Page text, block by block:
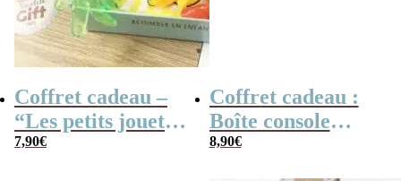
Coffret cadeau –
“Les petits jouets
des années 80”
7,90€
Coffret cadeau :
Boîte console
retro remplie de
8,90€